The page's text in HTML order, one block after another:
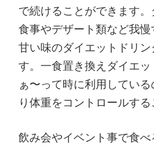
で続けることができます
食事やデザート類など我
甘い味のダイエットドリ
す。一食置き換えダイエ
ぁ〜って時に利用してい
り体重をコントロールする
飲み会やイベント事で食